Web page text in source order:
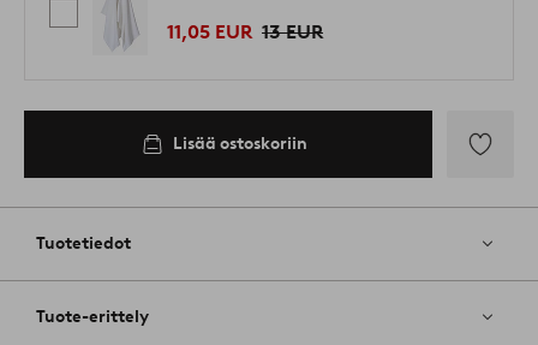
11,05 EUR 13 EUR
Lisää ostoskoriin
Tuotetiedot
Tuote-erittely